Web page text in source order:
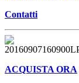
Contatti
ACQUISTA ORA